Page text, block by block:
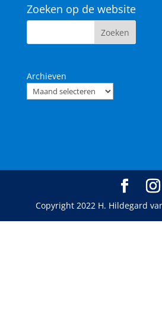
Zoeken op de website
Archieven
Copyright 2022 H. Hildegard